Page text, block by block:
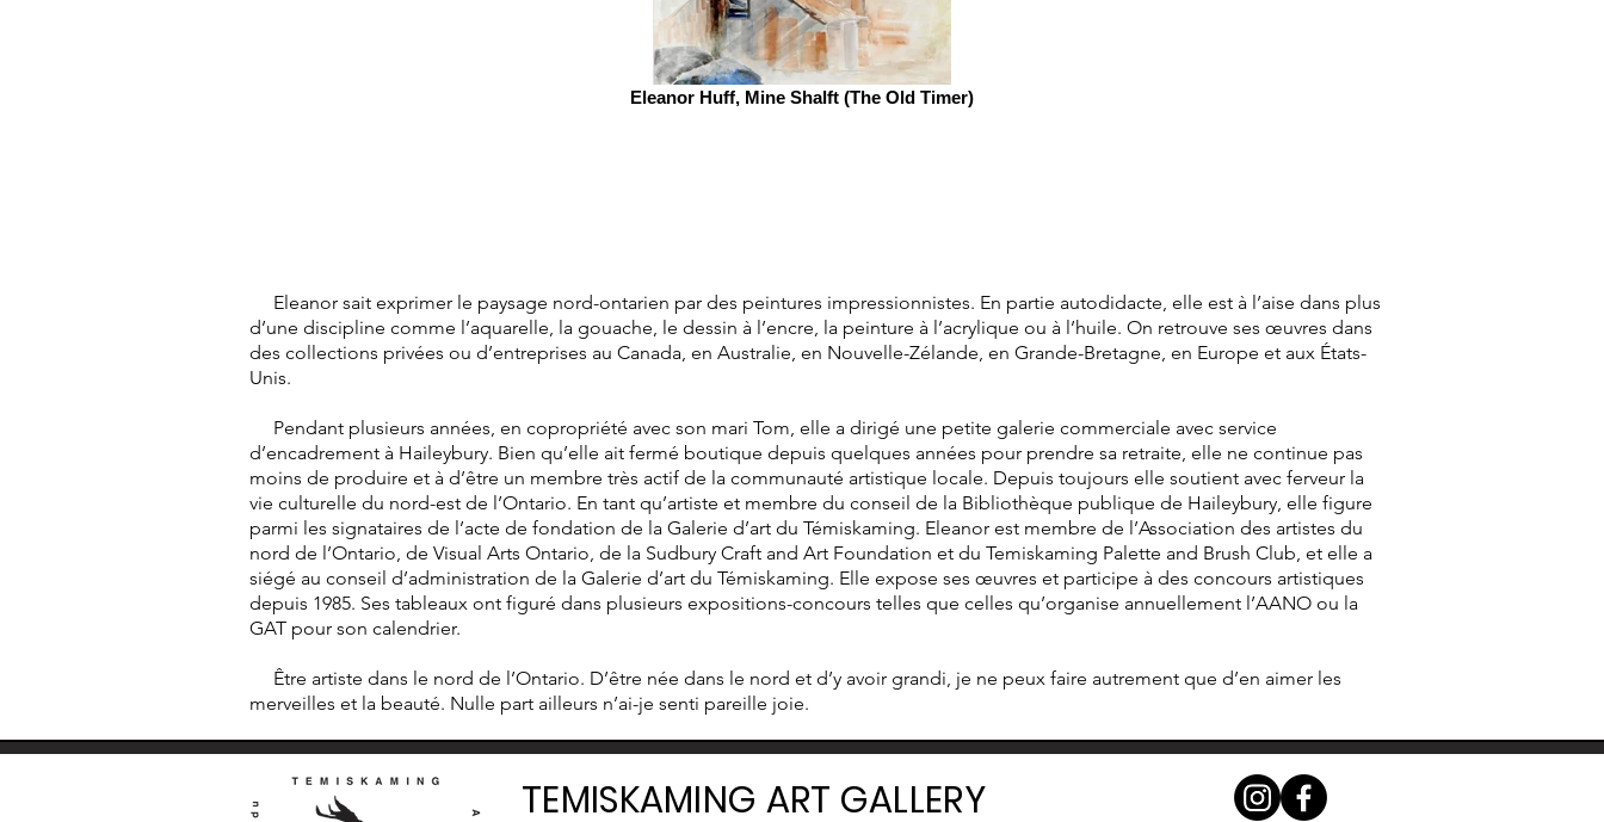
Eleanor Huff, Mine Shalft (The Old Timer)
Eleanor sait exprimer le paysage nord-ontarien par des peintures impressionnistes. En partie autodidacte, elle est à l’aise dans plus
d’une discipline comme l’aquarelle, la gouache, le dessin à l’encre, la peinture à l’acrylique ou à l’huile. On retrouve ses œuvres dans
des collections privées ou d’entreprises au Canada, en Australie, en Nouvelle-Zélande, en Grande-Bretagne, en Europe et aux États-
Unis.
Pendant plusieurs années, en copropriété avec son mari Tom, elle a dirigé une petite galerie commerciale avec service
d’encadrement à Haileybury. Bien qu’elle ait fermé boutique depuis quelques années pour prendre sa retraite, elle ne continue pas
moins de produire et à d’être un membre très actif de la communauté artistique locale. Depuis toujours elle soutient avec ferveur la
vie culturelle du nord-est de l’Ontario. En tant qu’artiste et membre du conseil de la Bibliothèque publique de Haileybury, elle figure
parmi les signataires de l’acte de fondation de la Galerie d’art du Témiskaming. Eleanor est membre de l’Association des artistes du
nord de l’Ontario, de Visual Arts Ontario, de la Sudbury Craft and Art Foundation et du Temiskaming Palette and Brush Club, et elle a
siégé au conseil d’administration de la Galerie d’art du Témiskaming. Elle expose ses œuvres et participe à des concours artistiques
depuis 1985. Ses tableaux ont figuré dans plusieurs expositions-concours telles que celles qu’organise annuellement l’AANO ou la
GAT pour son calendrier.
Être artiste dans le nord de l’Ontario. D’être née dans le nord et d’y avoir grandi, je ne peux faire autrement que d’en aimer les
merveilles et la beauté. Nulle part ailleurs n’ai-je senti pareille joie.
TEMISKAMING ART GALLERY